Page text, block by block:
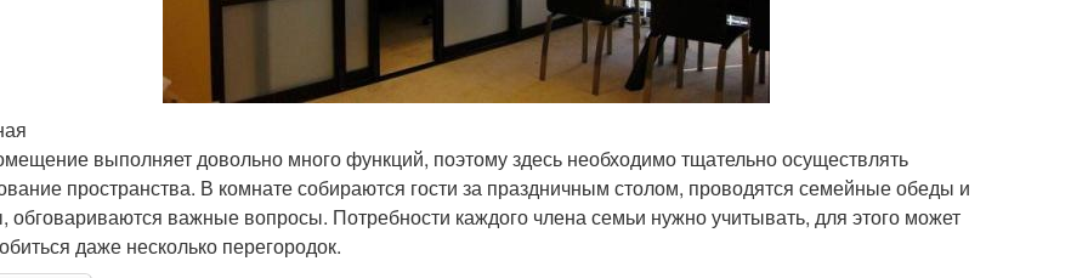
выполняет довольно много функций, поэтому здесь необходимо тщательно осуществлять
пространства. В комнате собираются гости за праздничным столом, проводятся семейные обеды и
обговариваются важные вопросы. Потребности каждого члена семьи нужно учитывать, для этого может
даже несколько перегородок.